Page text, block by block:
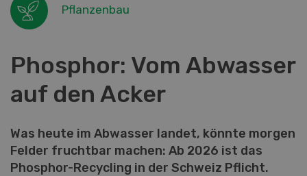
Pflanzenbau
Phosphor: Vom Abwasser
auf den Acker
Was heute im Abwasser landet, könnte morgen
Felder fruchtbar machen: Ab 2026 ist das
Phosphor-Recycling in der Schweiz Pflicht.